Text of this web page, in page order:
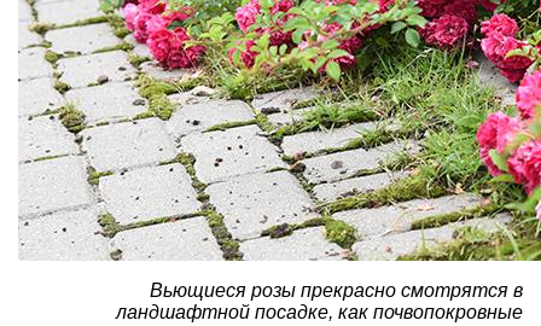
Вьющиеся розы прекрасно смотрятся в
ландшафтной посадке, как почвопокровные